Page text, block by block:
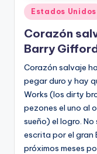
Publicado
en
Estados Unidos
Corazón
Barry
Corazón salvaje
pegar duro y hay
Works (los dirty
pezones el uno al
sueño) el logro.
escrita por el gran
próximos meses